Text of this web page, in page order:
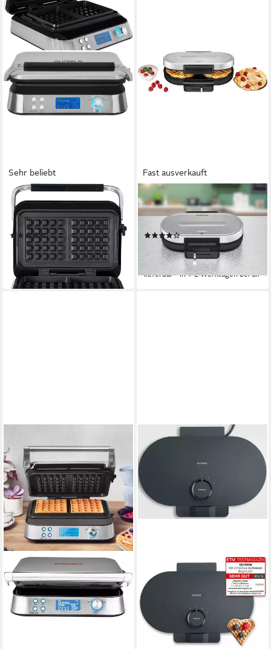
Sehr beliebt
GUTFELS
Waffeleisen WAFFLE 5010,
1600 W
(50)
ab 76,98 € UVP149,95 €
-49%
lieferbar - in 2-3 Werktagen bei dir
Fast ausverkauft
ROMMELSBACHER
Waffeleisen WA 1250, 1250
(7)
ab 51,50 € UVP74,99 €
lieferbar - in 1-2 Werktagen bei dir